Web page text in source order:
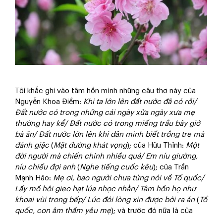
Tôi khắc ghi vào tâm hồn mình những câu thơ này của
Nguyễn Khoa Điềm: Khi ta lớn lên đất nước đã có rồi/
Đất nước có trong những cái ngày xửa ngày xưa mẹ
thường hay kể/ Đất nước có trong miếng trầu bây giờ
bà ăn/ Đất nước lớn lên khi dân mình biết trồng tre mà
đánh giặc(Mặt đường khát vọng); của Hữu Thỉnh: Một
đời người mà chiến chinh nhiều quá/ Em níu giường,
níu chiếu đợi anh (Nghe tiếng cuốc kêu); của Trần
Mạnh Hảo: Mẹ ơi, bao người chưa từng nói về Tổ quốc/
Lấy mồ hôi gieo hạt lúa nhọc nhằn/ Tâm hồn họ như
khoai vùi trong bếp/ Lúc đói lòng xin được bới ra ăn ( Tổ
quốc, con âm thầm yêu mẹ); và trước đó nữa là của